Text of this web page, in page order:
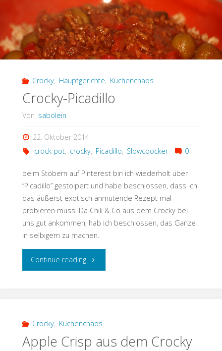
Crocky, Hauptgerichte, Küchenchaos
Crocky-Picadillo
Von sabolein
22. Oktober 2014
crock pot, crocky, Picadillo, Slowcoocker 0
beim Stöbern auf Pinterest bin ich wiederholt über
“Picadillo” gestolpert und habe beschlossen, dass ich
das äußerst exotisch anmutende Rezept mal
probieren muss. Da Chili & Co aus dem Crocky bei
uns gut ankommen, hab ich beschlossen, das Ganze
in selbigem zu machen.
Continue reading"Crocky-
Crocky, Küchenchaos
Apple Crisp aus dem Crocky